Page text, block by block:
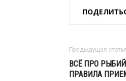
Предыдущая статья
ВСЁ ПРО
ПРАВИЛА